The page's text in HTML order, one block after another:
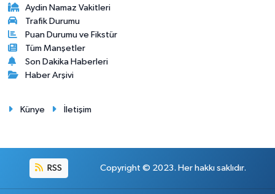
Aydin Namaz Vakitleri
Trafik Durumu
Puan Durumu ve Fikstür
Tüm Manşetler
Son Dakika Haberleri
Haber Arşivi
Künye İletişim
RSS Copyright © 2023. Her hakkı saklıdır.